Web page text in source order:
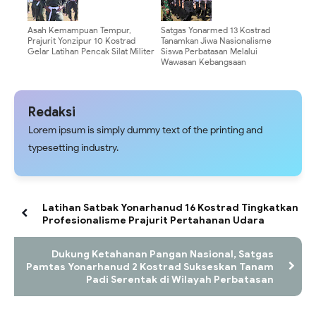
Asah Kemampuan Tempur,
Prajurit Yonzipur 10 Kostrad
Gelar Latihan Pencak Silat Militer
Satgas Yonarmed 13 Kostrad
Tanamkan Jiwa Nasionalisme
Siswa Perbatasan Melalui
Wawasan Kebangsaan
Redaksi
Lorem ipsum is simply dummy text of the printing and
typesetting industry.
Latihan Satbak Yonarhanud 16 Kostrad Tingkatkan
Profesionalisme Prajurit Pertahanan Udara
Dukung Ketahanan Pangan Nasional, Satgas
Pamtas Yonarhanud 2 Kostrad Sukseskan Tanam
Padi Serentak di Wilayah Perbatasan